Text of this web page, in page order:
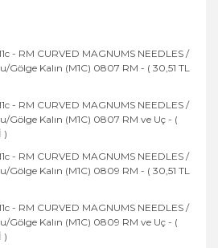
- RM CURVED MAGNUMS NEEDLES /
Kalın (M1C) 0807 RM - ( 30,51 TL
- RM CURVED MAGNUMS NEEDLES /
Kalın (M1C) 0807 RM ve Uç - (
)
- RM CURVED MAGNUMS NEEDLES /
Kalın (M1C) 0809 RM - ( 30,51 TL
- RM CURVED MAGNUMS NEEDLES /
Kalın (M1C) 0809 RM ve Uç - (
)